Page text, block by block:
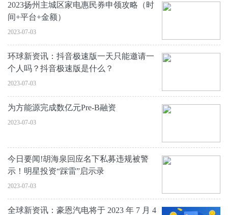
2023扬州主城区家电惠民券申领攻略（时
间+平台+金额）
2023-07-03
环球新资讯：抖音极速版一天只能邀请一
个人吗？抖音极速版是什么？
2023-07-03
为方能源完成数亿元Pre-B融资
2023-07-03
今日要闻!胡海泉回应名下私募违规被警
示！明星投资“踩雷”启示录
2023-07-03
全球新资讯：豪恩汽电将于 2023 年 7 月 4